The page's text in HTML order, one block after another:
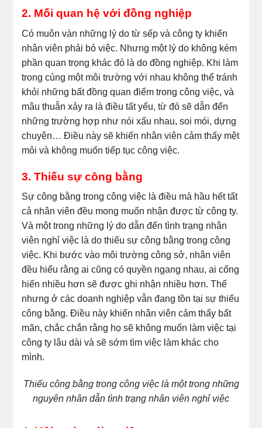
2. Mối quan hệ với đồng nghiệp
Có muôn vàn những lý do từ sếp và công ty khiến
nhân viên phải bỏ việc. Nhưng một lý do không kém
phần quan trọng khác đó là do đồng nghiệp. Khi làm
trong cùng một môi trường với nhau không thể tránh
khỏi những bất đồng quan điểm trong công việc, và
mâu thuẫn xảy ra là điều tất yếu, từ đó sẽ dẫn đến
những trường hợp như nói xấu nhau, soi mói, dựng
chuyện… Điều này sẽ khiến nhân viên cảm thấy mệt
mỏi và không muốn tiếp tục công việc.
3. Thiếu sự công bằng
Sự công bằng trong công việc là điều mà hầu hết tất
cả nhân viên đều mong muốn nhận được từ công ty.
Và một trong những lý do dẫn đến tình trạng nhân
viên nghỉ việc là do thiếu sự công bằng trong công
việc. Khi bước vào môi trường công sở, nhân viên
đều hiểu rằng ai cũng có quyền ngang nhau, ai cống
hiến nhiều hơn sẽ được ghi nhận nhiều hơn. Thế
nhưng ở các doanh nghiệp vẫn đang tồn tại sự thiếu
công bằng. Điều này khiến nhân viên cảm thấy bất
mãn, chắc chắn rằng họ sẽ không muốn làm việc tại
công ty lâu dài và sẽ sớm tìm việc làm khác cho
mình.
Thiếu công bằng trong công việc là một trong những
nguyên nhân dẫn tình trạng nhân viên nghỉ việc